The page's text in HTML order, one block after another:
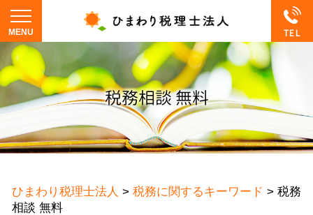
税務相談 無料
ひまわり税理士法人 > 税務に関するキーワード > 税務
相談 無料